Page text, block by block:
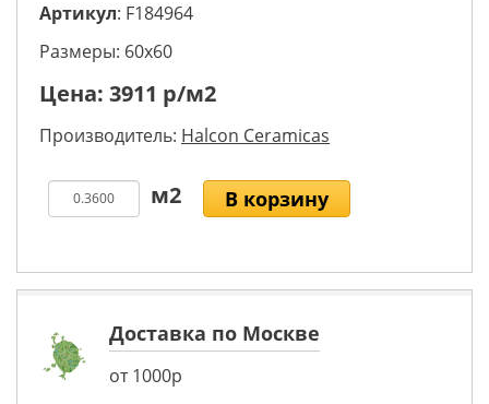
Артикул: F184964
Размеры: 60х60
Цена: 3911 р/м2
Производитель: Halcon Ceramicas
В корзину
Доставка по Москве
от 1000р